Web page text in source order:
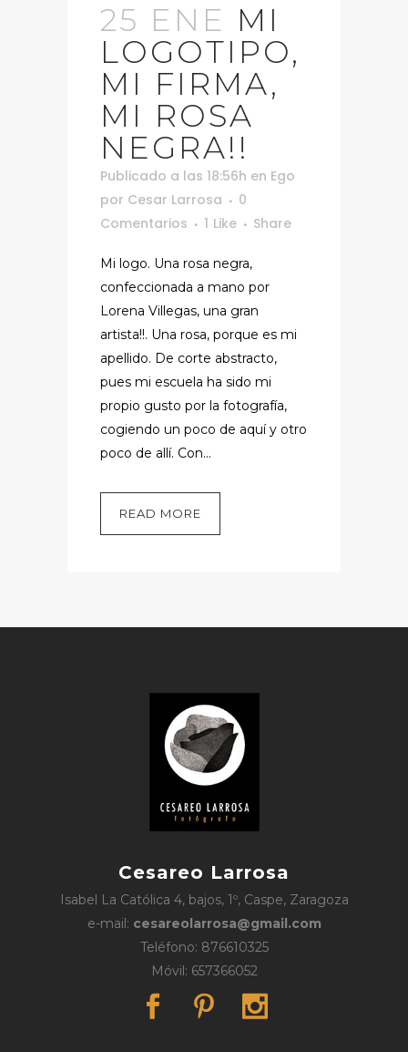
25 ENE MI
LOGOTIPO,
MI FIRMA,
MI ROSA
NEGRA!!
Publicado a las 18:56h en Ego
por Cesar Larrosa
0
Comentarios
1 Like Share
Mi logo. Una rosa negra,
confeccionada a mano por
Lorena Villegas, una gran
artista!!. Una rosa, porque es mi
apellido. De corte abstracto,
pues mi escuela ha sido mi
propio gusto por la fotografía,
cogiendo un poco de aquí y otro
poco de allí. Con...
READ MORE
Cesareo Larrosa
Isabel La Católica 4, bajos, 1º, Caspe, Zaragoza
e-mail: cesareolarrosa@gmail.com
Teléfono: 876610325
Móvil: 657366052